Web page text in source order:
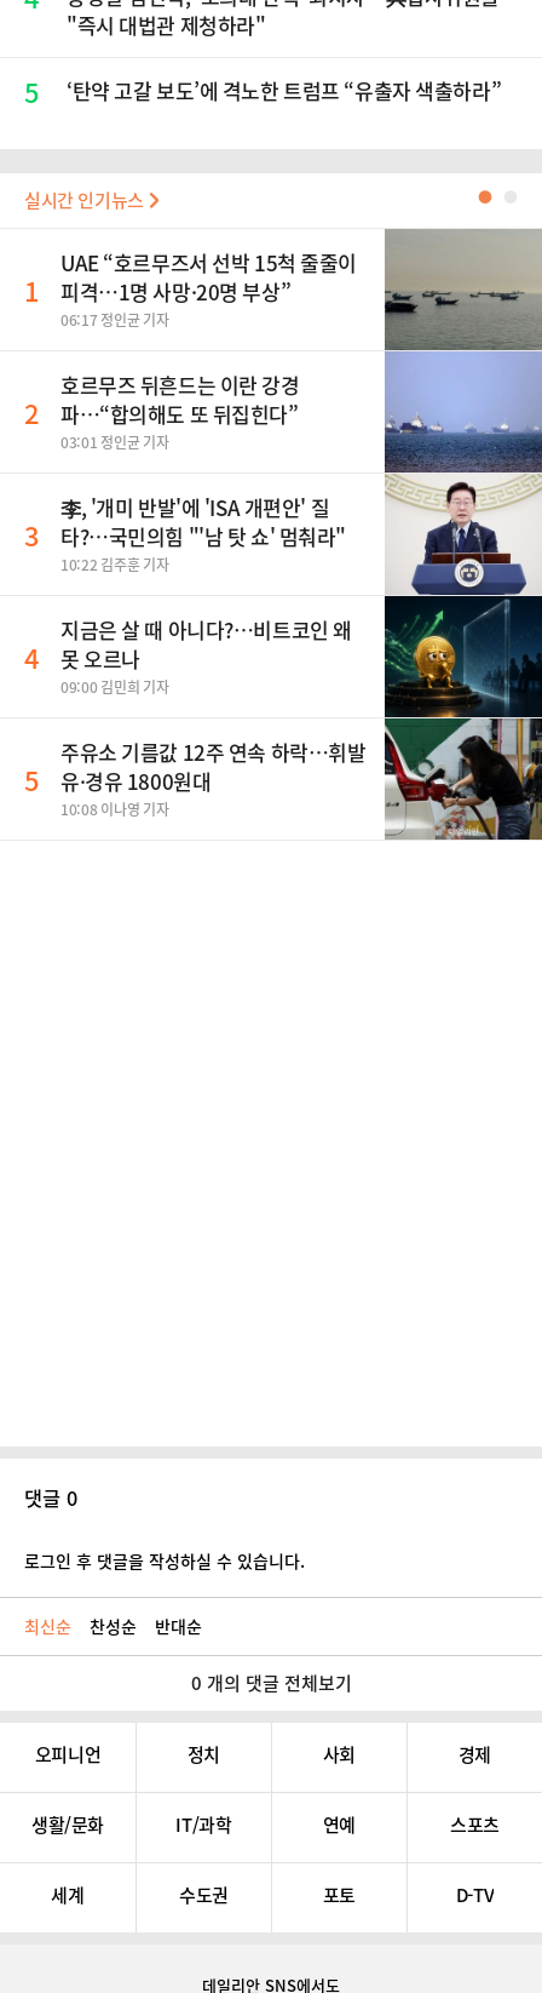
"즉시 대법관 제청하라"
5 ‘탄약 고갈 보도’에 격노한 트럼프 “유출자 색출하라”
실시간 인기뉴스 ●
1
UAE “호르무즈서 선박 15척 줄줄이
피격…1명 사망·20명 부상”
06:17 정인균 기자
2
호르무즈 뒤흔드는 이란 강경
파…“합의해도 또 뒤집힌다”
03:01 정인균 기자
3
李, '개미 반발'에 'ISA 개편안' 질
타?…국민의힘 "'남 탓 쇼' 멈춰라"
10:22 김주훈 기자
4
지금은 살 때 아니다?…비트코인 왜
못 오르나
09:00 김민희 기자
5
주유소 기름값 12주 연속 하락…휘발
유·경유 1800원대
10:08 이나영 기자
댓글 0
로그인 후 댓글을 작성하실 수 있습니다.
최신순 찬성순 반대순
0 개의 댓글 전체보기
오피니언 정치 사회 경제
생활/문화 IT/과학 연예 스포츠
세계 수도권 포토 D-TV
데일리안 SNS에서도